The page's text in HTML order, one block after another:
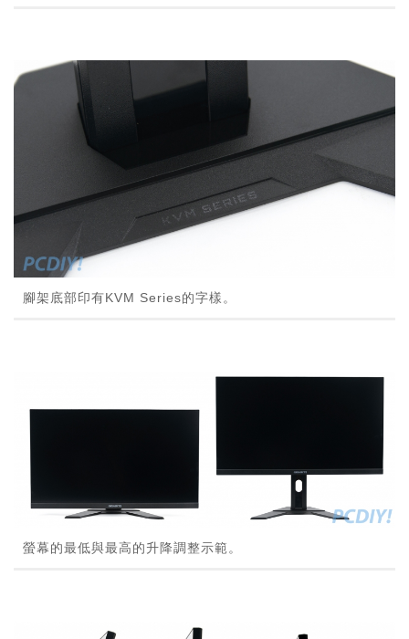
腳架底部印有KVM Series的字樣。
螢幕的最低與最高的升降調整示範。